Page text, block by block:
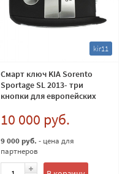
kir11
Смарт ключ KIA Sorento
Sportage SL 2013- три
кнопки для европейских
10 000 руб.
9 000 руб. - цена для
партнеров